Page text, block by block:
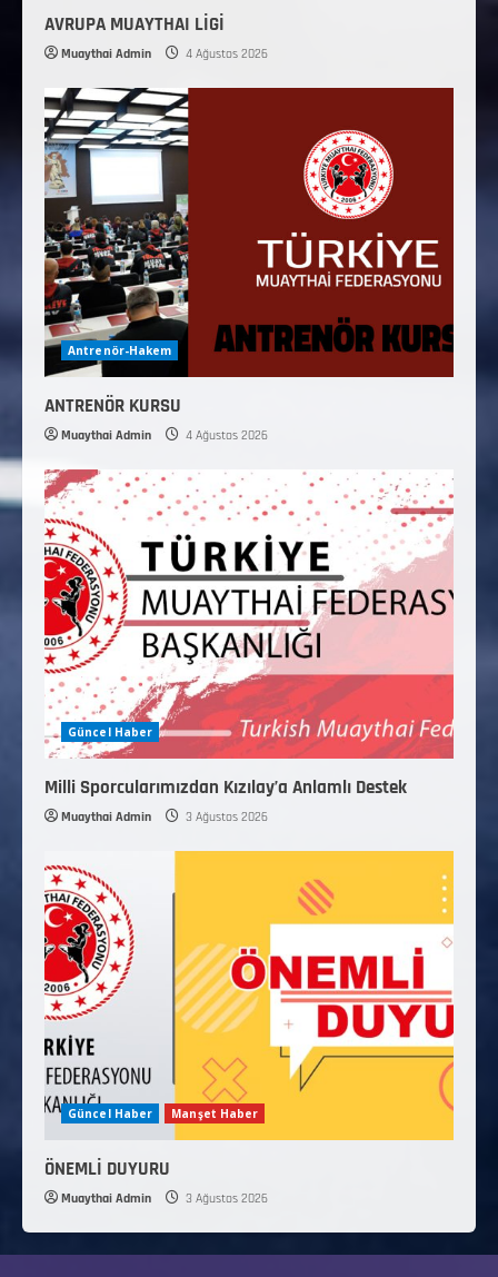
AVRUPA MUAYTHAI LİGİ
Muaythai Admin 4 Ağustos 2026
Antrenör-Hakem
ANTRENÖR KURSU
Muaythai Admin 4 Ağustos 2026
Güncel Haber
Milli Sporcularımızdan Kızılay’a Anlamlı Destek
Muaythai Admin 3 Ağustos 2026
Güncel Haber Manşet Haber
ÖNEMLİ DUYURU
Muaythai Admin 3 Ağustos 2026